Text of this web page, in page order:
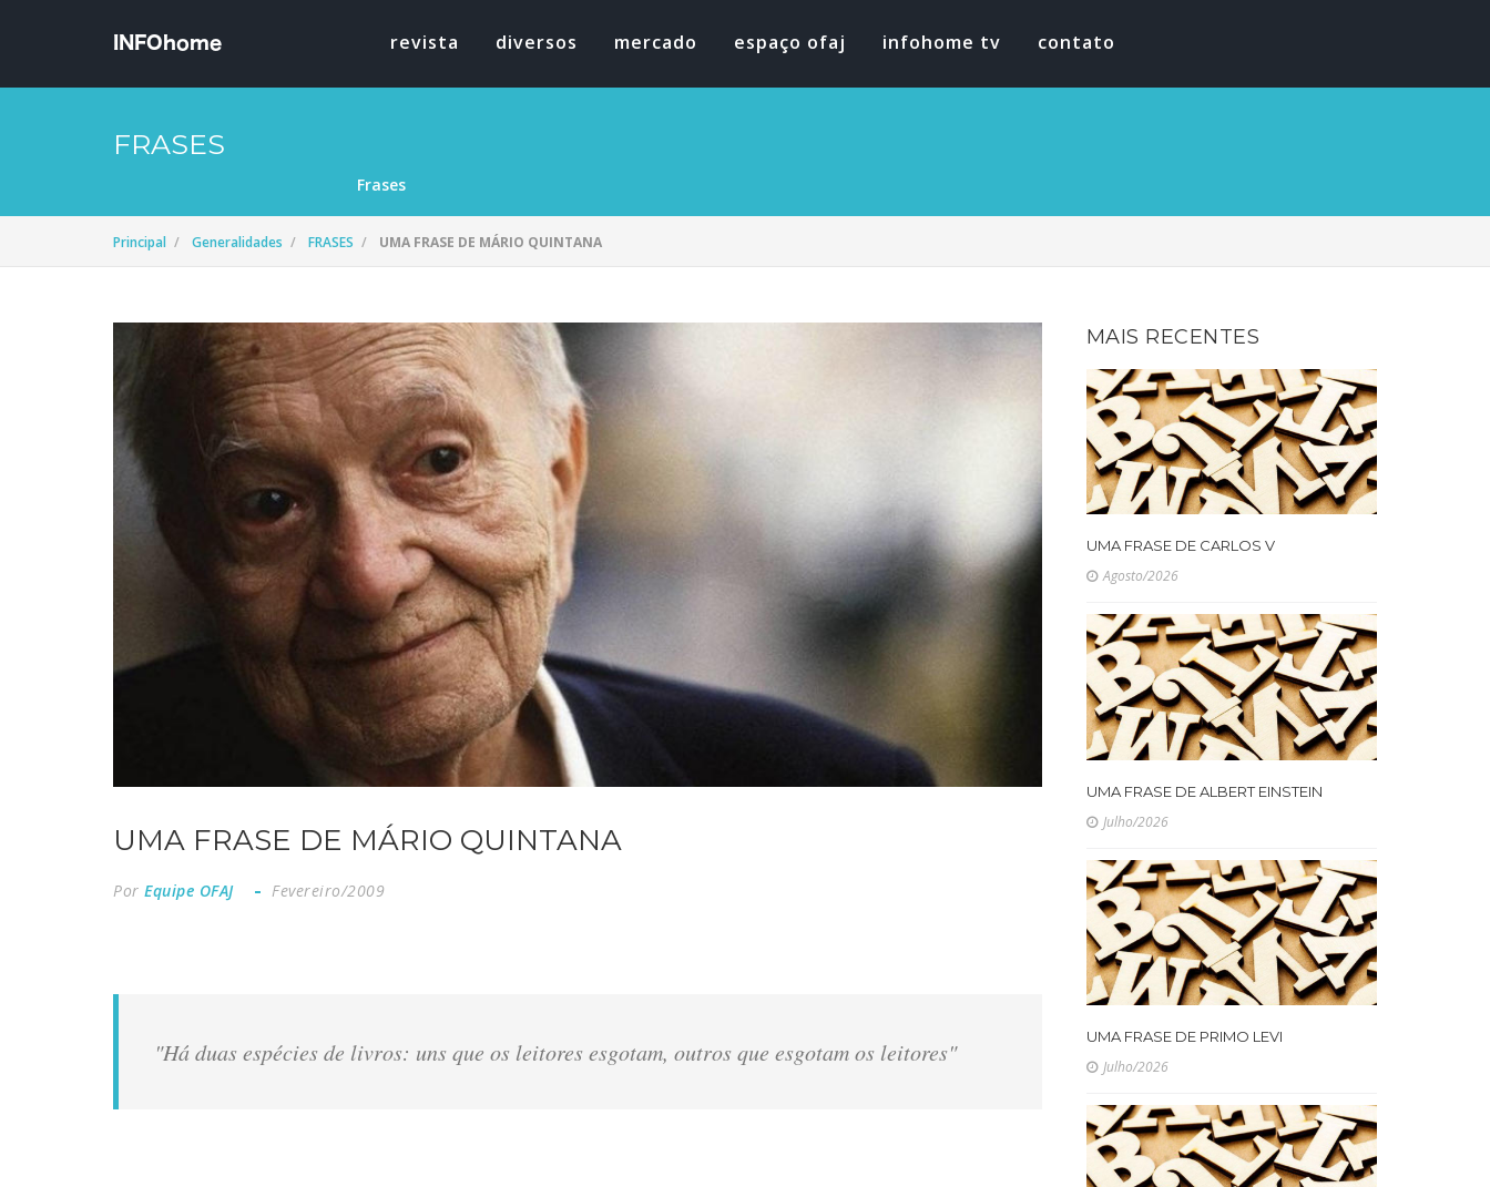
revista diversos mercado espaço ofaj infohome tv contato
FRASES
Frases
Principal Generalidades FRASES UMA FRASE DE MÁRIO QUINTANA
UMA FRASE DE MÁRIO QUINTANA
Por Equipe OFAJ Fevereiro/2009
"Há duas espécies de livros: uns que os leitores esgotam, outros que esgotam os leitores"
MAIS RECENTES
UMA FRASE DE CARLOS V
Agosto/2026
UMA FRASE DE ALBERT EINSTEIN
Julho/2026
UMA FRASE DE PRIMO LEVI
Julho/2026